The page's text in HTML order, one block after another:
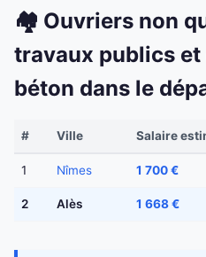
🏘️ Ouvriers non
travaux publics
béton dans le
# Ville Salaire
1 Nîmes 1 700 €
2 Alès 1 668 €